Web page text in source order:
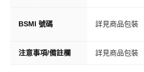
BSMI 號碼 詳見商品包裝
注意事項/備註欄 詳見商品包裝